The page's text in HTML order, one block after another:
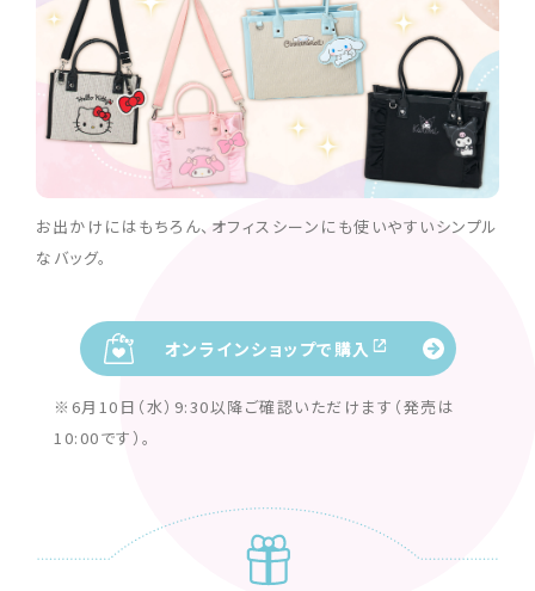
お出かけにはもちろん、オフィスシーンにも使いやすいシンプル
なバッグ。
オンラインショップで購入
※6月10日（水）9:30以降ご確認いただけます（発売は
10:00です）。